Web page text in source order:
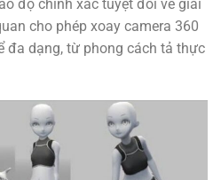
độ chính xác tuyệt đối về giải
cho phép xoay camera 360
đa dạng, từ phong cách tả thực